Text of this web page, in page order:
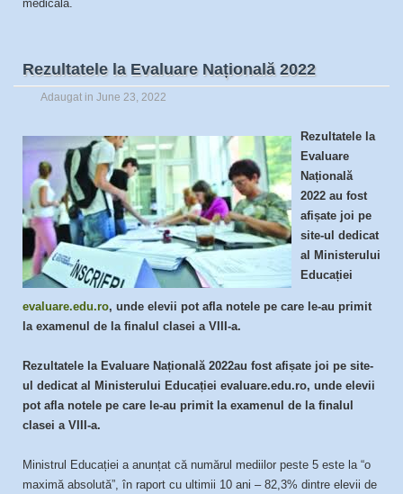
medicală.
Rezultatele la Evaluare Națională 2022
Adaugat in June 23, 2022
Rezultatele la
Evaluare
Națională
2022 au fost
afișate joi pe
site-ul dedicat
al Ministerului
Educației
evaluare.edu.ro, unde elevii pot afla notele pe care le-au primit
la examenul de la finalul clasei a VIII-a.
Rezultatele la Evaluare Națională 2022au fost afișate joi pe site-
ul dedicat al Ministerului Educației evaluare.edu.ro, unde elevii
pot afla notele pe care le-au primit la examenul de la finalul
clasei a VIII-a.
Ministrul Educației a anunțat că numărul mediilor peste 5 este la “o
maximă absolută”, în raport cu ultimii 10 ani – 82,3% dintre elevii de